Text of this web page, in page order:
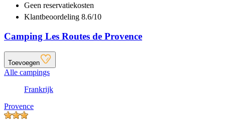
Geen reservatiekosten
Klantbeoordeling 8.6/10
Camping Les Routes de Provence
Toevoegen
Alle campings
Frankrijk
Provence